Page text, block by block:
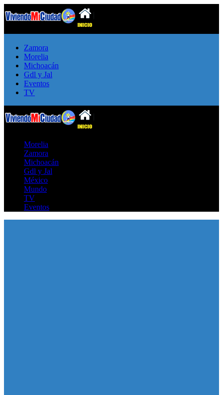
Zamora
Morelia
Michoacán
Gdl y Jal
Eventos
TV
Morelia
Zamora
Michoacán
Gdl y Jal
México
Mundo
TV
Eventos